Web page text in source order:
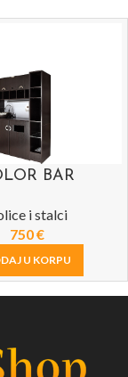
BAR
i stalci
750€
U KORPU